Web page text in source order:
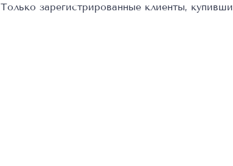
Только зарегистрированные клиенты,